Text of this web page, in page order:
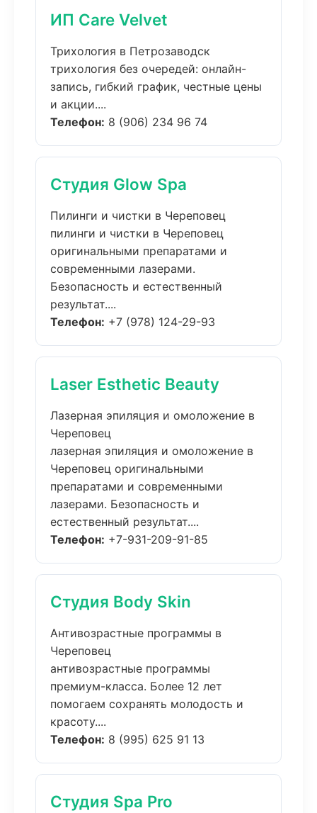
ИП Care Velvet
Трихология в Петрозаводск
трихология без очередей: онлайн-
запись, гибкий график, честные цены
и акции....
Телефон: 8 (906) 234 96 74
Студия Glow Spa
Пилинги и чистки в Череповец
пилинги и чистки в Череповец
оригинальными препаратами и
современными лазерами.
Безопасность и естественный
результат....
Телефон: +7 (978) 124-29-93
Laser Esthetic Beauty
Лазерная эпиляция и омоложение в
Череповец
лазерная эпиляция и омоложение в
Череповец оригинальными
препаратами и современными
лазерами. Безопасность и
естественный результат....
Телефон: +7-931-209-91-85
Студия Body Skin
Антивозрастные программы в
Череповец
антивозрастные программы
премиум-класса. Более 12 лет
помогаем сохранять молодость и
красоту....
Телефон: 8 (995) 625 91 13
Студия Spa Pro